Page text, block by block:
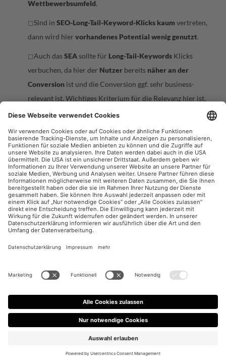
INHALTSVERZEICHNIS
Wettbewerbsumfeld.
◻Sind in SEO-Long-Tail-Keyword-Klicks kaumvertreten,
dann wird hier vorhandenes Potential wenig genutzt.
◻Auch dasSEA sollte für Long-Tail-Keywords Klicks
verbuchen, da hier der Nutzer bereits näher an der
Conversion ist und die Conversion ggf. sehr business-
relevant ist. Wichtiges Kriterium für die Relevanz hier ist,
dass die Begriffe auch Suchvolumen haben.
◻Allgemein lässt sich aus einem solchen Diagramm ableiten,
wie Nutzer suchen, bzw. wie Nutzer am besten erreicht
werden, um auf das eigene Angebot zu kommen.
Im obigen Beispiel wird deutlich, dass Traffic für 1-Wort-
Suchanfragen teuer eingekauft wird bzw. es starken Wettbewerb
gibt. Der hohe Anteil an organischen 3-Wort-Suchanfragen könnte
Potential für SEA bergen und sollte hinsichtlich seiner Conversion-
Wahrscheinlichkeit genauer betrachtet werden.
Zur Chart-Einrichtung:
1. Datenquellen Hinterlegung & Sortierung